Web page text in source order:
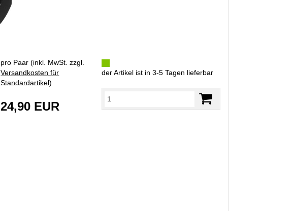
pro Paar (inkl. MwSt. zzgl.
Versandkosten für
Standardartikel)
24,90 EUR
der Artikel ist in 3-5 Tagen lieferbar